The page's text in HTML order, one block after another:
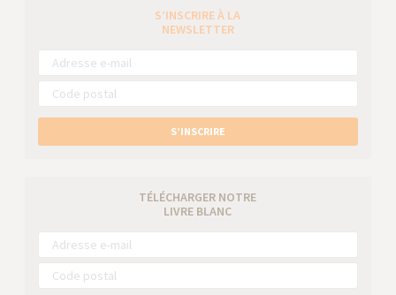
S’INSCRIRE À LA
NEWSLETTER
S’INSCRIRE
TÉLÉCHARGER NOTRE
LIVRE BLANC